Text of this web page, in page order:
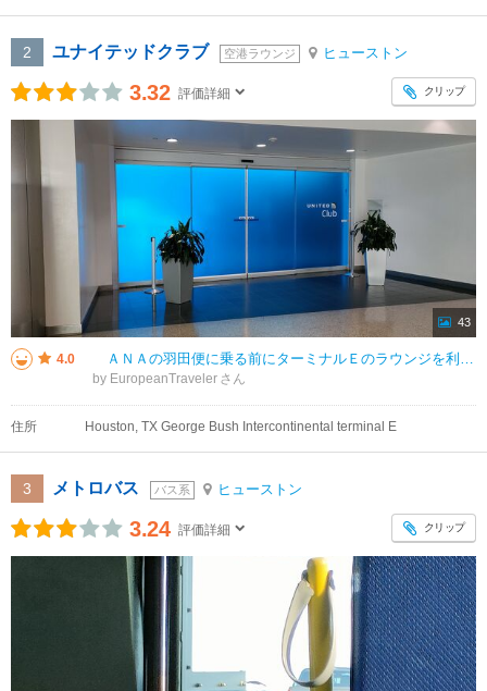
2 ユナイテッドクラブ 空港ラウンジ ヒューストン
3.32 評価詳細 クリップ
43
4.0 ＡＮＡの羽田便に乗る前にターミナルＥのラウンジを利用。ポラリスラウンジと並んで配置されている。 Ｗｉ-Ｆｉは通常利用するには問題ない速度。 食べ物は最低限揃っている感じ。平均的なアメリカのラウンジといった感じ
by EuropeanTraveler
住所 Houston, TX George Bush Intercontinental terminal E
3 メトロバス バス系 ヒューストン
3.24 評価詳細 クリップ